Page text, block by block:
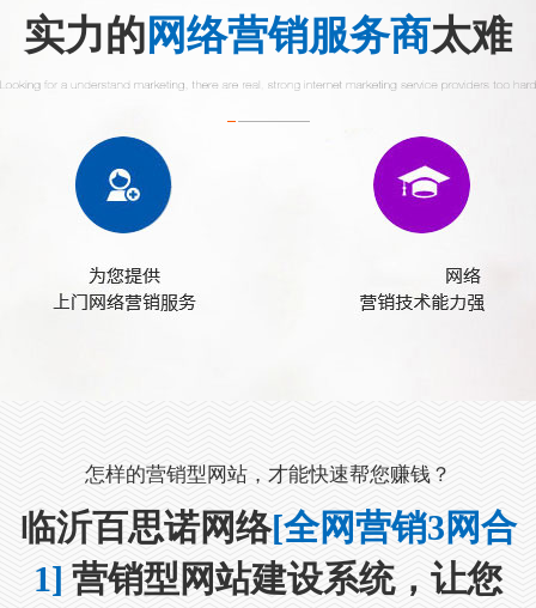
实力的 网络营销服务商太难
怎样的营销型网站，才能快速帮您赚钱？
临沂百思诺网络[全网营销3网合
1] 营销型网站建设系统，让您